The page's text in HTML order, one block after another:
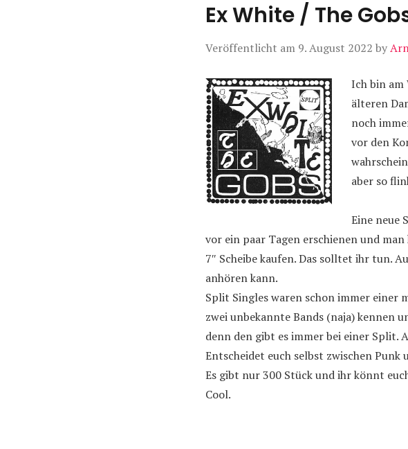
Ex White / The
Veröffentlicht am 9. August 2022 by
Ich bin am
älteren
noch
vor den
aber so
Eine neue
vor ein paar Tagen erschienen und
7″ Scheibe kaufen. Das solltet ihr tun.
anhören kann.
Split Singles waren schon immer einer
zwei unbekannte Bands (naja) kennen
denn den gibt es immer bei einer Split.
Entscheidet euch selbst zwischen
Es gibt nur 300 Stück und ihr könnt
Cool.